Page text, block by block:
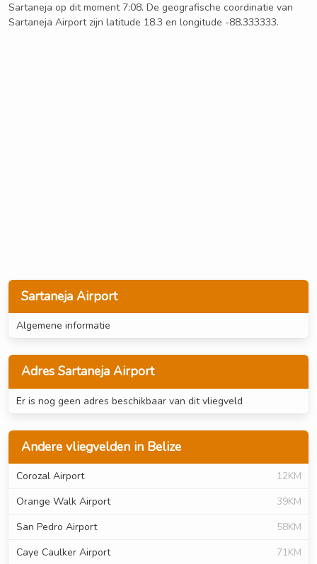
Sartaneja Airport
Algemene informatie
Adres Sartaneja Airport
Er is nog geen adres beschikbaar van dit vliegveld
Andere vliegvelden in Belize
Corozal Airport
12KM
Orange Walk Airport
39KM
San Pedro Airport
58KM
Caye Caulker Airport
71KM
Sartaneja op dit moment 7:08. De geografische coordinatie van
Sartaneja Airport zijn latitude 18.3 en longitude -88.333333.